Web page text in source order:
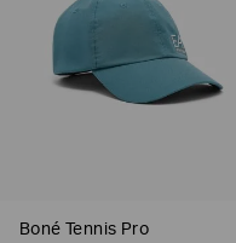
Boné Tennis Pro
nos